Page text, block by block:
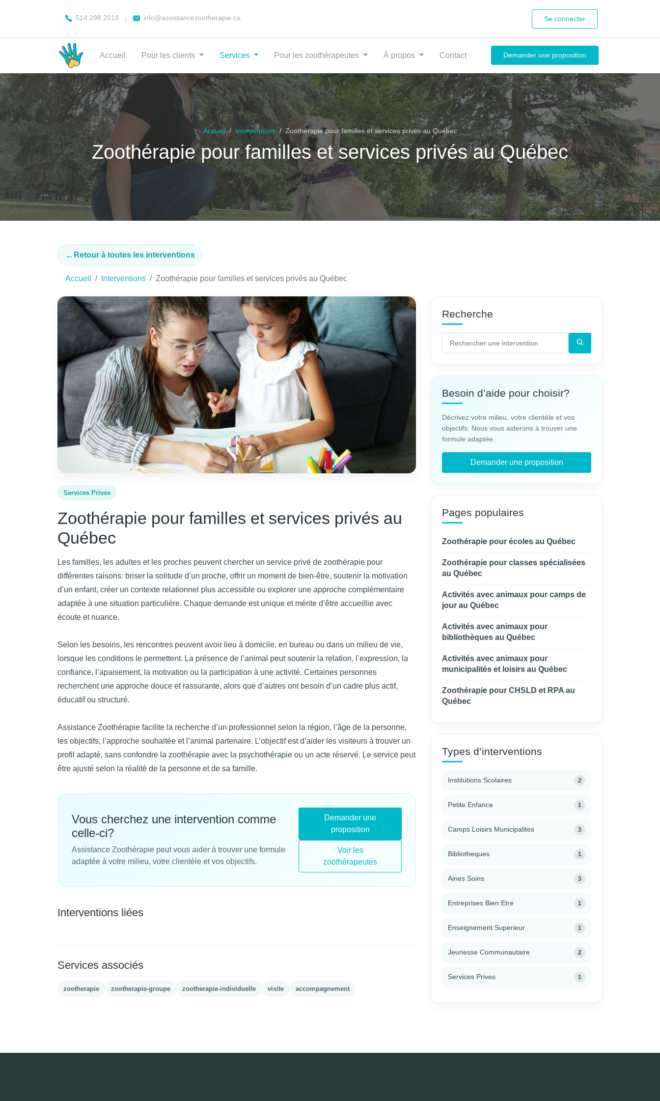
514 298 2018 | info@assistancezootherapie.ca Se connecter
Accueil Pour les clients Services Pour les zoothérapeutes À propos Contact Demander une proposition
Accueil Interventions Zoothérapie pour familles et services privés au Québec
Zoothérapie pour familles et services privés au Québec
← Retour à toutes les interventions
Accueil Interventions Zoothérapie pour familles et services privés au Québec
Services Prives
Zoothérapie pour familles et services privés au
Québec
Les familles, les adultes et les proches peuvent chercher un service privé de zoothérapie pour
différentes raisons: briser la solitude d’un proche, offrir un moment de bien-être, soutenir la motivation
d’un enfant, créer un contexte relationnel plus accessible ou explorer une approche complémentaire
adaptée à une situation particulière. Chaque demande est unique et mérite d’être accueillie avec
écoute et nuance.
Selon les besoins, les rencontres peuvent avoir lieu à domicile, en bureau ou dans un milieu de vie,
lorsque les conditions le permettent. La présence de l’animal peut soutenir la relation, l’expression, la
confiance, l’apaisement, la motivation ou la participation à une activité. Certaines personnes
recherchent une approche douce et rassurante, alors que d’autres ont besoin d’un cadre plus actif,
éducatif ou structuré.
Assistance Zoothérapie facilite la recherche d’un professionnel selon la région, l’âge de la personne,
les objectifs, l’approche souhaitée et l’animal partenaire. L’objectif est d’aider les visiteurs à trouver un
profil adapté, sans confondre la zoothérapie avec la psychothérapie ou un acte réservé. Le service peut
être ajusté selon la réalité de la personne et de sa famille.
Vous cherchez une intervention comme
celle-ci?
Assistance Zoothérapie peut vous aider à trouver une formule
adaptée à votre milieu, votre clientèle et vos objectifs.
Demander une
proposition
Voir les
zoothérapeutes
Interventions liées
Services associés
zootherapie zootherapie-groupe zootherapie-individuelle visite accompagnement
Recherche
Besoin d’aide pour choisir?
Décrivez votre milieu, votre clientèle et vos
objectifs. Nous vous aiderons à trouver une
formule adaptée.
Demander une proposition
Pages populaires
Zoothérapie pour écoles au Québec
Zoothérapie pour classes spécialisées
au Québec
Activités avec animaux pour camps de
jour au Québec
Activités avec animaux pour
bibliothèques au Québec
Activités avec animaux pour
municipalités et loisirs au Québec
Zoothérapie pour CHSLD et RPA au
Québec
Types d’interventions
Institutions Scolaires 2
Petite Enfance 1
Camps Loisirs Municipalites 3
Bibliotheques 1
Aines Soins 3
Entreprises Bien Etre 1
Enseignement Superieur 1
Jeunesse Communautaire 2
Services Prives 1